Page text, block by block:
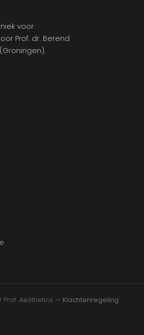
voor
Prof. dr. Berend
Aesthetics — Klachtenregeling